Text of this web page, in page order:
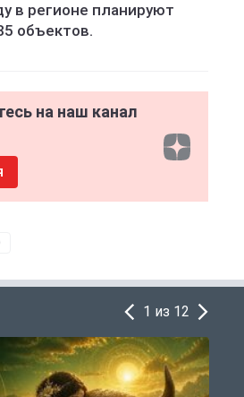
в регионе планируют
объектов.
на наш канал
1 из 12